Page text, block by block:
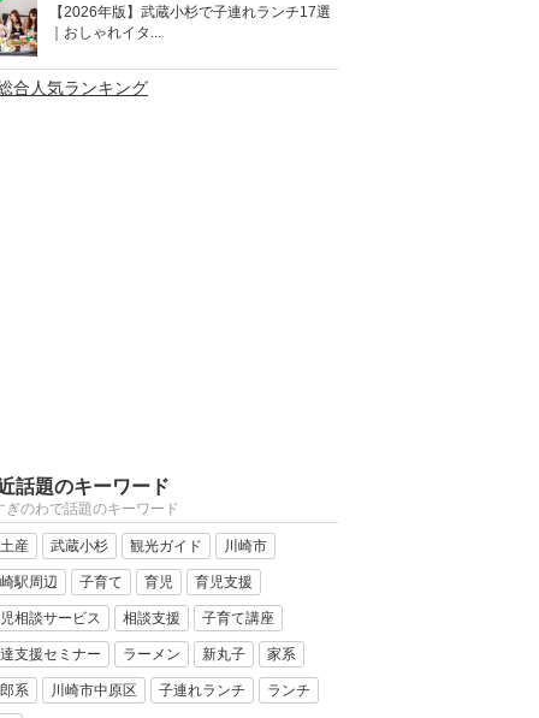
【2026年版】武蔵小杉で子連れランチ17選
｜おしゃれイタ...
合人気ランキング
話題のキーワード
ぎのわで話題のキーワード
産 武蔵小杉 観光ガイド 川崎市
駅周辺 子育て 育児 育児支援
相談サービス 相談支援 子育て講座
支援セミナー ラーメン 新丸子 家系
系 川崎市中原区 子連れランチ ランチ